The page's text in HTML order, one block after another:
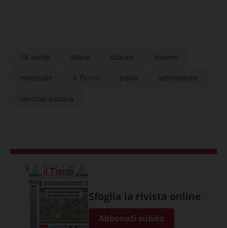
18 aprile altare diocesi duomo
editoriale Il Ticino pavia settimanale
vescovo pasqua
Sfoglia la rivista online
Abbonati subito